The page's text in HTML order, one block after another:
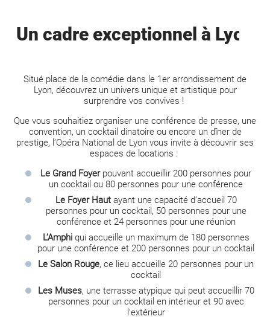
Un cadre exceptionnel à Lyon
Situé place de la comédie dans le 1er arrondissement de
Lyon, découvrez un univers unique et artistique pour
surprendre vos convives !
Que vous souhaitiez organiser une conférence de presse, une
convention, un cocktail dinatoire ou encore un dîner de
prestige, l’Opéra National de Lyon vous invite à découvrir ses
espaces de locations :
Le Grand Foyerpouvant accueillir 200 personnes pour
un cocktail ou 80 personnes pour une conférence
Le Foyer Hautayant une capacité d’accueil 70
personnes pour un cocktail, 50 personnes pour une
conférence et 24 personnes pour une réunion
L’Amphiqui accueille un maximum de 180 personnes
pour une conférence et 200 personnes pour un cocktail
Le Salon Rouge, ce lieu accueille 20 personnes pour un
cocktail
Les Muses, une terrasse atypique qui peut accueillir 70
personnes pour un cocktail en intérieur et 90 avec
l’extérieur